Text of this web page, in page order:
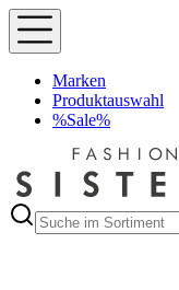
Marken
Produktauswahl
%Sale%